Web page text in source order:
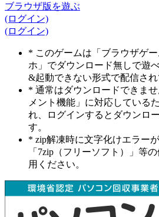
ブラウザ版を遊ぶ
(ログイン)
(ログイン)
* このゲームは「ブラウザゲ
ホ」でダウンロード無しで遊
&起動できない形式で配信され
* 通常はダウンロードできま
メント機能」に対応している
れ、ログインするとダウンロ
す。
* zip解凍時に文字化けエラー
「7zip（フリーソフト）」等
用ください。